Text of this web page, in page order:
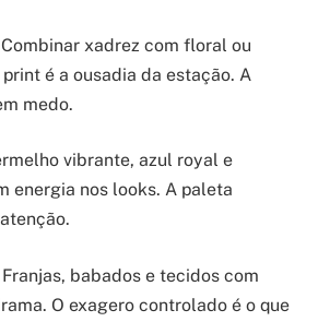
Combinar xadrez com floral ou
é a ousadia da estação. A
medo.
vibrante, azul royal e
energia nos looks. A paleta
Franjas, babados e tecidos com
O exagero controlado é o que